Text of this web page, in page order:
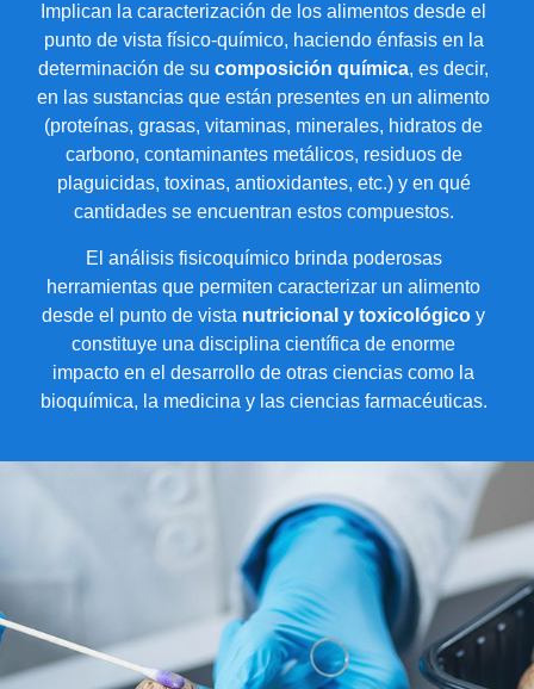
Implican la caracterización de los alimentos desde el
punto de vista físico-químico, haciendo énfasis en la
determinación de su composición química, es decir,
en las sustancias que están presentes en un alimento
(proteínas, grasas, vitaminas, minerales, hidratos de
carbono, contaminantes metálicos, residuos de
plaguicidas, toxinas, antioxidantes, etc.) y en qué
cantidades se encuentran estos compuestos.
El análisis fisicoquímico brinda poderosas
herramientas que permiten caracterizar un alimento
desde el punto de vista nutricional y toxicológico y
constituye una disciplina científica de enorme
impacto en el desarrollo de otras ciencias como la
bioquímica, la medicina y las ciencias farmacéuticas.